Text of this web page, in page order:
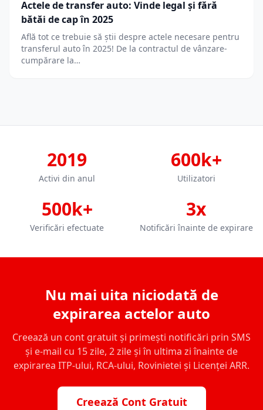
Actele de transfer auto: Vinde legal și fără
bătăi de cap în 2025
Află tot ce trebuie să știi despre actele necesare pentru
transferul auto în 2025! De la contractul de vânzare-
cumpărare la…
2019
Activi din anul
600k+
Utilizatori
500k+
Verificări efectuate
3x
Notificări înainte de expirare
Nu mai uita niciodată de
expirarea actelor auto
Creează un cont gratuit și primești notificări prin SMS
și e-mail cu 15 zile, 2 zile și în ultima zi înainte de
expirarea ITP-ului, RCA-ului, Rovinietei și Licenței ARR.
Creează Cont Gratuit